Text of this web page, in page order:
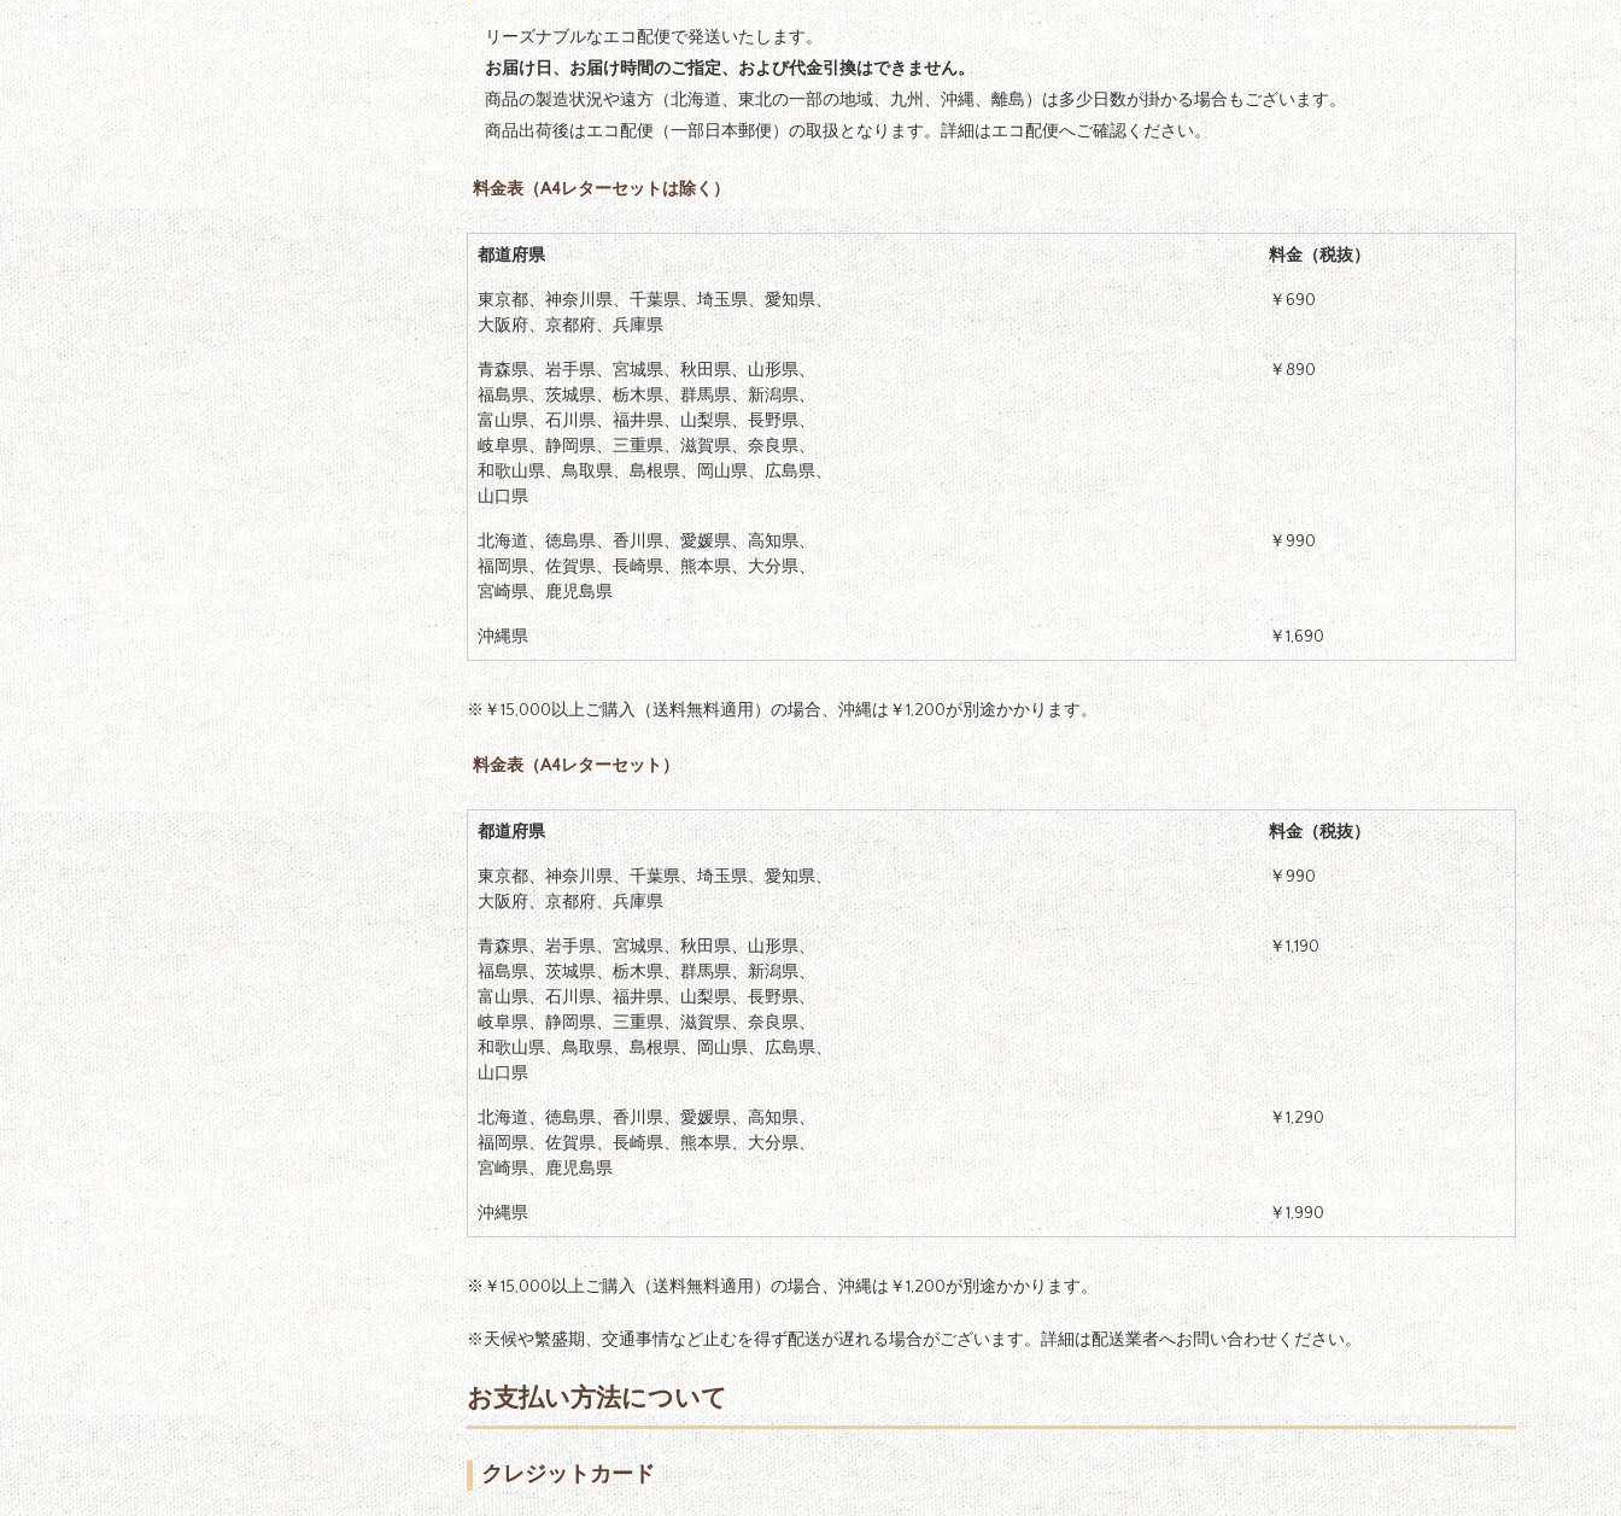
リーズナブルなエコ配便で発送いたします。
お届け日、お届け時間のご指定、および代金引換はできません。
商品の製造状況や遠方（北海道、東北の一部の地域、九州、沖縄、離島）は多少日数が掛かる場合もございます。
商品出荷後はエコ配便（一部日本郵便）の取扱となります。詳細はエコ配便へご確認ください。
料金表（A4レターセットは除く）
都道府県 料金（税抜）
東京都、神奈川県、千葉県、埼玉県、愛知県、
大阪府、京都府、兵庫県
￥690
青森県、岩手県、宮城県、秋田県、山形県、
福島県、茨城県、栃木県、群馬県、新潟県、
富山県、石川県、福井県、山梨県、長野県、
岐阜県、静岡県、三重県、滋賀県、奈良県、
和歌山県、鳥取県、島根県、岡山県、広島県、
山口県
￥890
北海道、徳島県、香川県、愛媛県、高知県、
福岡県、佐賀県、長崎県、熊本県、大分県、
宮崎県、鹿児島県
￥990
沖縄県 ￥1,690
※￥15,000以上ご購入（送料無料適用）の場合、沖縄は￥1,200が別途かかります。
料金表 （A4レターセット）
都道府県 料金（税抜）
東京都、神奈川県、千葉県、埼玉県、愛知県、
大阪府、京都府、兵庫県
￥990
青森県、岩手県、宮城県、秋田県、山形県、
福島県、茨城県、栃木県、群馬県、新潟県、
富山県、石川県、福井県、山梨県、長野県、
岐阜県、静岡県、三重県、滋賀県、奈良県、
和歌山県、鳥取県、島根県、岡山県、広島県、
山口県
￥1,190
北海道、徳島県、香川県、愛媛県、高知県、
福岡県、佐賀県、長崎県、熊本県、大分県、
宮崎県、鹿児島県
￥1,290
沖縄県 ￥1,990
※￥15,000以上ご購入（送料無料適用）の場合、沖縄は￥1,200が別途かかります。
※天候や繁盛期、交通事情など止むを得ず配送が遅れる場合がございます。詳細は配送業者へお問い合わせください。
お支払い方法について
クレジットカード